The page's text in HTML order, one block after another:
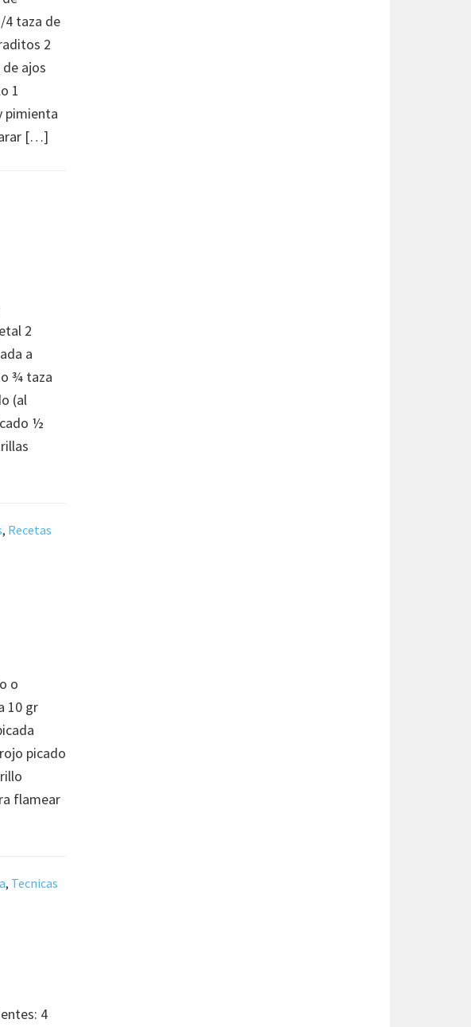
4 taza de
2
ajos
1
pimienta
[…]
2
a
¾ taza
(al
½
, Recetas
o
10 gr
picado
flamear
, Tecnicas
4